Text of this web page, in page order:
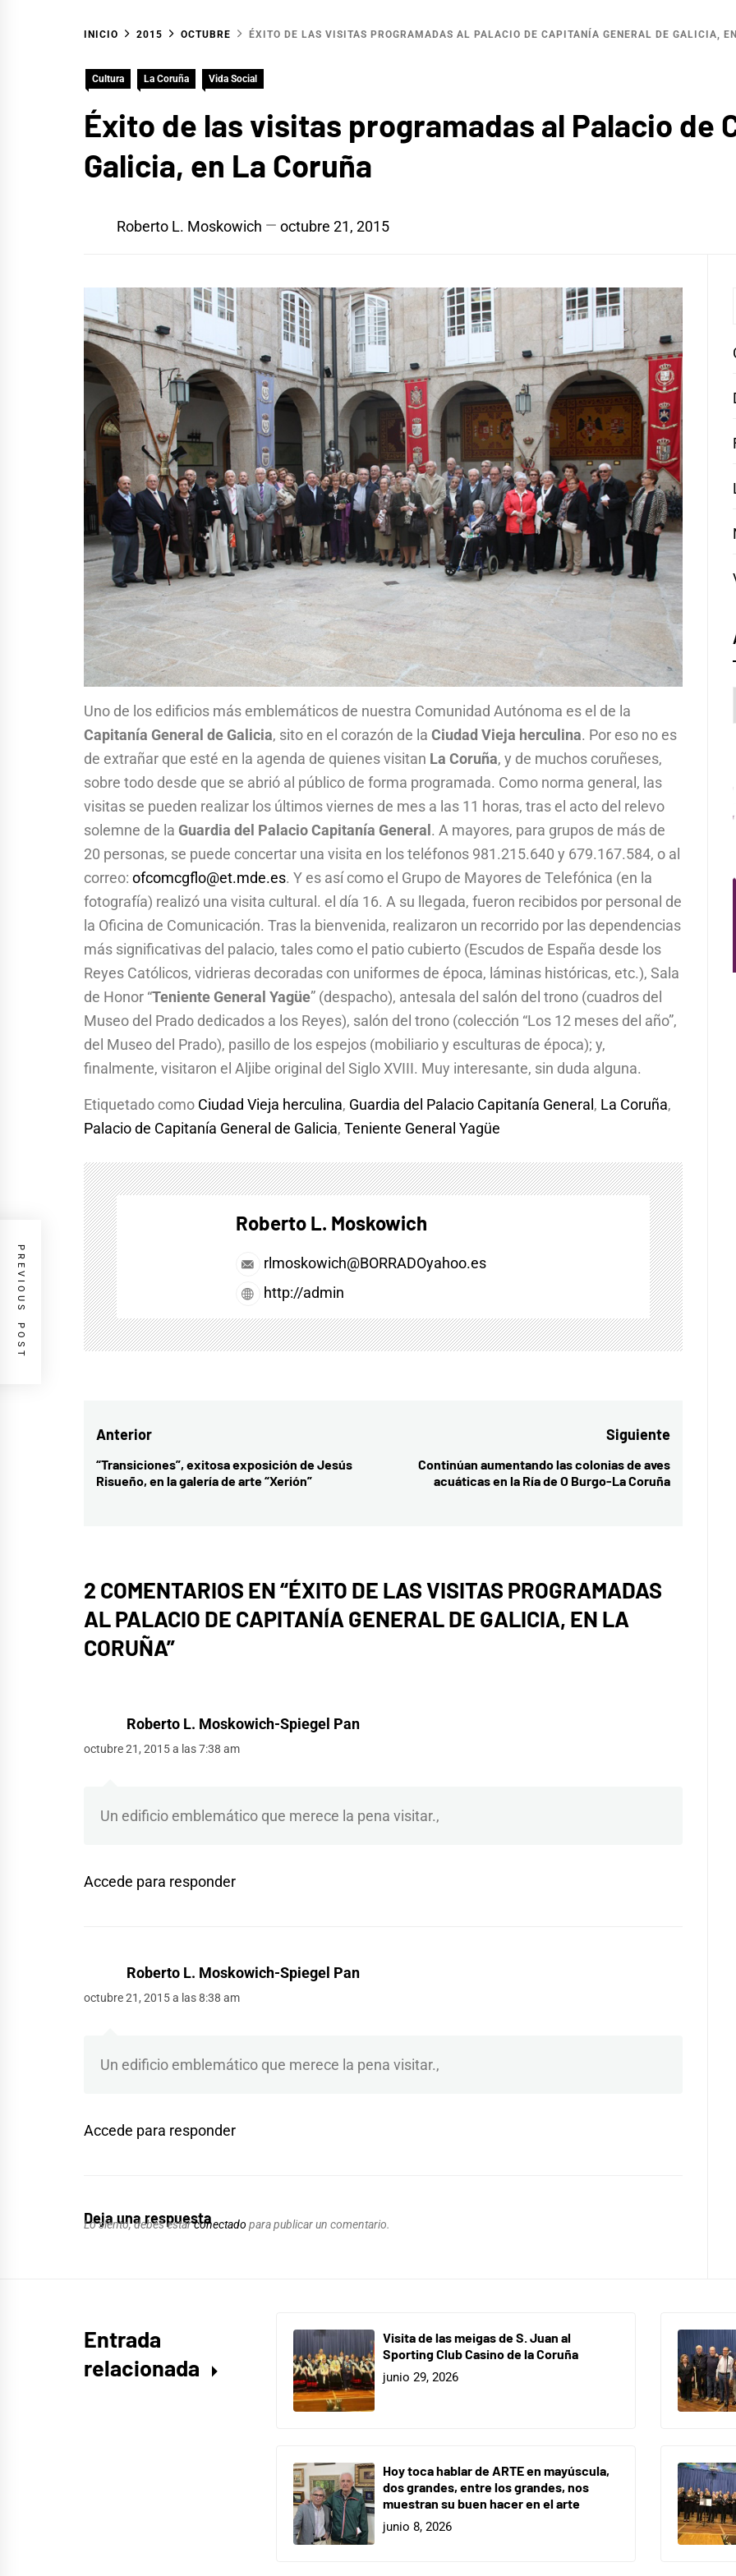
INICIO 2015 OCTUBRE ÉXITO DE LAS VISITAS PROGRAMADAS AL PALACIO DE CAPITANÍA GENERAL DE GALICIA,
Cultura La Coruña Vida Social
Éxito de las visitas programadas al Palacio de
Galicia, en La Coruña
Roberto L. Moskowich octubre 21, 2015
Uno de los edificios más emblemáticos de nuestra Comunidad Autónoma es el de la
Capitanía General de Galicia, sito en el corazón de la Ciudad Vieja herculina. Por eso no es
de extrañar que esté en la agenda de quienes visitan La Coruña, y de muchos coruñeses,
sobre todo desde que se abrió al público de forma programada. Como norma general, las
visitas se pueden realizar los últimos viernes de mes a las 11 horas, tras el acto del relevo
solemne de la Guardia del Palacio Capitanía General. A mayores, para grupos de más de
20 personas, se puede concertar una visita en los teléfonos 981.215.640 y 679.167.584, o al
correo: ofcomcgflo@et.mde.es. Y es así como el Grupo de Mayores de Telefónica (en la
fotografía) realizó una visita cultural. el día 16. A su llegada, fueron recibidos por personal de
la Oficina de Comunicación. Tras la bienvenida, realizaron un recorrido por las dependencias
más significativas del palacio, tales como el patio cubierto (Escudos de España desde los
Reyes Católicos, vidrieras decoradas con uniformes de época, láminas históricas, etc.), Sala
de Honor “Teniente General Yagüe” (despacho), antesala del salón del trono (cuadros del
Museo del Prado dedicados a los Reyes), salón del trono (colección “Los 12 meses del año”,
del Museo del Prado), pasillo de los espejos (mobiliario y esculturas de época); y,
finalmente, visitaron el Aljibe original del Siglo XVIII. Muy interesante, sin duda alguna.
Etiquetado como Ciudad Vieja herculina, Guardia del Palacio Capitanía General, La Coruña,
Palacio de Capitanía General de Galicia, Teniente General Yagüe
Roberto L. Moskowich
rlmoskowich@BORRADOyahoo.es
http://admin
Navegación
de
entradas
Anterior
Entrada
anterior:
“Transiciones”, exitosa exposición de Jesús
Risueño, en la galería de arte “Xerión”
Siguiente
Entrada
siguiente:
Continúan aumentando las colonias de aves
acuáticas en la Ría de O Burgo-La Coruña
PREVIOUS POST
2 COMENTARIOS EN “ÉXITO DE LAS VISITAS PROGRAMADAS
AL PALACIO DE CAPITANÍA GENERAL DE GALICIA, EN LA
CORUÑA”
Roberto L. Moskowich-Spiegel Pan
octubre 21, 2015 a las 7:38 am
Un edificio emblemático que merece la pena visitar.,
Accede para responder
Roberto L. Moskowich-Spiegel Pan
octubre 21, 2015 a las 8:38 am
Un edificio emblemático que merece la pena visitar.,
Accede para responder
Deja una respuesta
Lo siento, debes estarconectado para publicar un comentario.
Entrada
relacionada
Visita de las meigas de S. Juan al
Sporting Club Casino de la Coruña
junio 29, 2026
Hoy toca hablar de ARTE en mayúscula,
dos grandes, entre los grandes, nos
muestran su buen hacer en el arte
junio 8, 2026